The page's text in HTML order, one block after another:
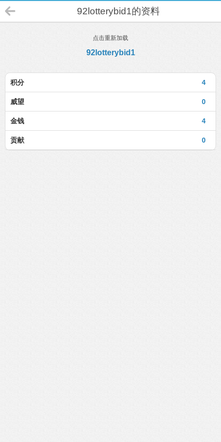
92lotterybid1的资料
点击重新加载
92lotterybid1
4
积分
0
威望
4
金钱
0
贡献